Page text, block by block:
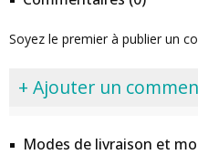
Soyez le premier à publier un
+ Ajouter un
Modes de livraison et